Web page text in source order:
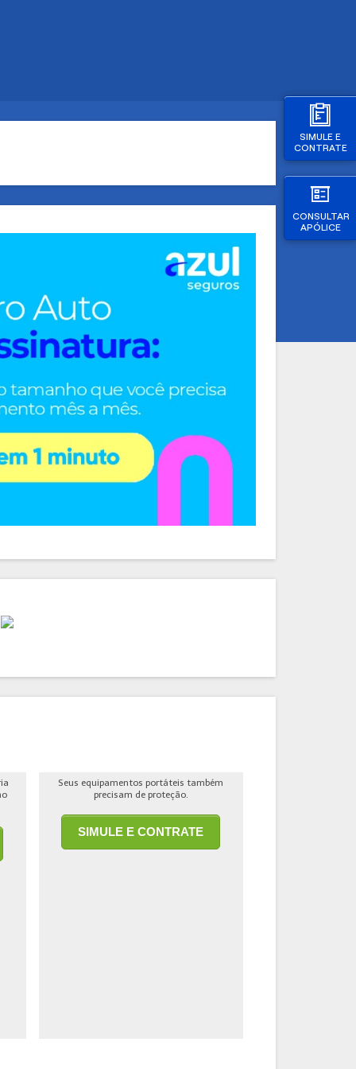
SIMULE E
CONTRATE
CONSULTAR
APÓLICE
Seus equipamentos portáteis também
precisam de proteção.
SIMULE E CONTRATE